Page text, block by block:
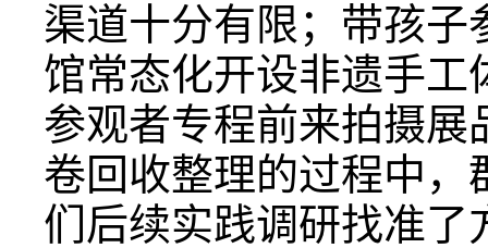
渠道十分有限；带孩子
馆常态化开设非遗手工
参观者专程前来拍摄展
卷回收整理的过程中，
们后续实践调研找准了